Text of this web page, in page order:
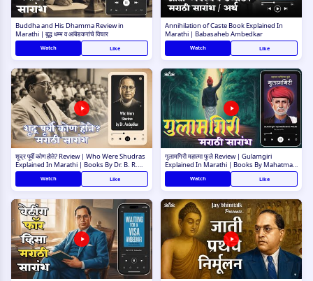
Buddha and His Dhamma Review in
Marathi | बुद्ध धम्म व आंबेडकरांचे विचार
Watch Like
Annihilation of Caste Book Explained In
Marathi | Babasaheb Ambedkar
Watch Like
शूद्र पूर्वी कोण होते? Review | Who Were Shudras
Explained In Marathi | Books By Dr. B. R.
Ambedkar
Watch Like
गुलामगिरी महात्मा फुले Review | Gulamgiri
Explained In Marathi | Books By Mahatma
Phule
Watch Like